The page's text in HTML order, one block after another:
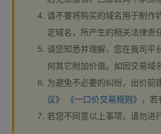
请不要将购买的域名用于制作
定域名，所产生的相关法律责
请您知悉并理解，您在我司平
何其它附加价值。如因交易域
为避免不必要的纠纷，出价前
议》
《一口价交易规则》 ，若
若您不同意以上事项，请勿进